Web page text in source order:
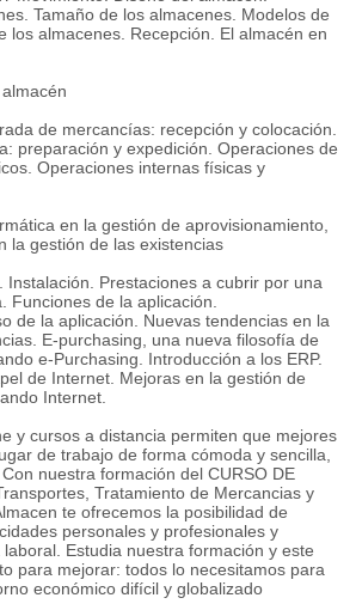
Tamaño de los almacenes. Modelos de
los almacenes. Recepción. El almacén en
de mercancías: recepción y colocación.
preparación y expedición. Operaciones de
Operaciones internas físicas y
en la gestión de aprovisionamiento,
la gestión de las existencias
Instalación. Prestaciones a cubrir por una
Funciones de la aplicación.
de la aplicación. Nuevas tendencias en la
E-purchasing, una nueva filosofía de
e-Purchasing. Introducción a los ERP.
de Internet. Mejoras en la gestión de
Internet.
y cursos a distancia permiten que mejores
de trabajo de forma cómoda y sencilla,
nuestra formación del CURSO DE
Tratamiento de Mercancias y
te ofrecemos la posibilidad de
personales y profesionales y
Estudia nuestra formación y este
para mejorar: todos lo necesitamos para
económico difícil y globalizado